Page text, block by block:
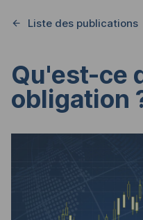
Liste des publications
Qu'est-ce
obligation